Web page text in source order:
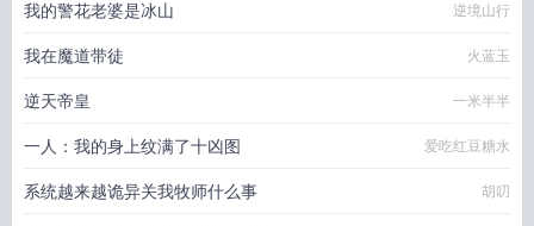
我的警花老婆是冰山 逆境山行
我在魔道带徒 火蓝玉
逆天帝皇 一米半半
一人：我的身上纹满了十凶图 爱吃红豆糖水
系统越来越诡异关我牧师什么事 胡叨